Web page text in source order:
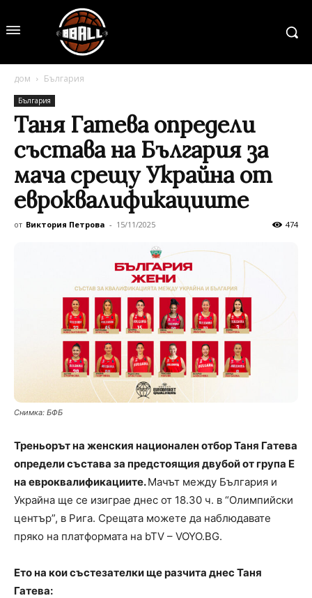
дом България
България
Таня Гатева определи
състава на България за
мача срещу Украйна от
евроквалификациите
от Виктория Петрова - 15/11/2025 474
Снимка: БФБ
Треньорът на женския национален отбор Таня Гатева
определи състава за предстоящия двубой от група Е
на евроквалификациите.Мачът между България и
Украйна ще се изиграе днес от 18.30 ч. в “Олимпийски
център”, в Рига. Срещата можете да наблюдавате
пряко на платформата на bTV – VOYO.BG.
Ето на кои състезателки ще разчита днес Таня
Гатева: